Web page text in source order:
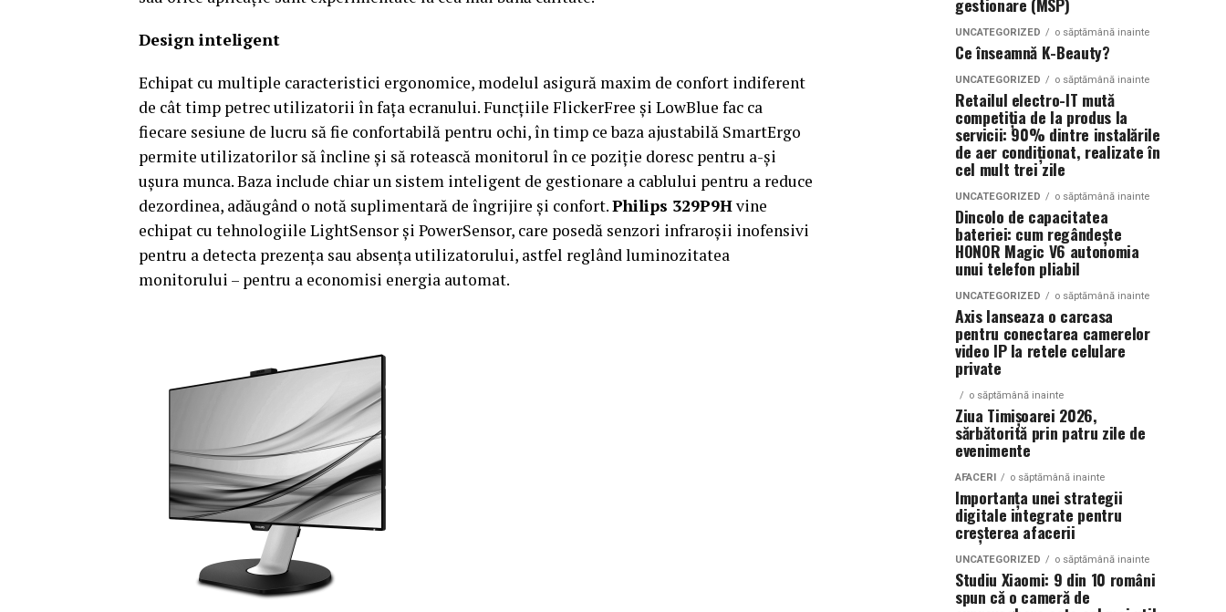
Design inteligent
Echipat cu multiple caracteristici ergonomice, modelul asigură maxim de confort indiferent
de cât timp petrec utilizatorii în fața ecranului. Funcțiile FlickerFree și LowBlue fac ca
fiecare sesiune de lucru să fie confortabilă pentru ochi, în timp ce baza ajustabilă SmartErgo
permite utilizatorilor să încline și să rotească monitorul în ce poziție doresc pentru a-și
ușura munca. Baza include chiar un sistem inteligent de gestionare a cablului pentru a reduce
dezordinea, adăugând o notă suplimentară de îngrijire și confort.Philips 329P9Hvine
echipat cu tehnologiile LightSensor și PowerSensor, care posedă senzori infraroșii inofensivi
pentru a detecta prezența sau absența utilizatorului, astfel reglând luminozitatea
monitorului – pentru a economisi energia automat.
UNCATEGORIZED o săptămână inainte
Ce înseamnă K-Beauty?
UNCATEGORIZED o săptămână inainte
Retailul electro-IT mută
competiția de la produs la
servicii: 90% dintre instalările
de aer condiționat, realizate în
cel mult trei zile
UNCATEGORIZED o săptămână inainte
Dincolo de capacitatea
bateriei: cum regândește
HONOR Magic V6 autonomia
unui telefon pliabil
UNCATEGORIZED o săptămână inainte
Axis lanseaza o carcasa
pentru conectarea camerelor
video IP la retele celulare
private
o săptămână inainte
Ziua Timișoarei 2026,
sărbătorită prin patru zile de
evenimente
AFACERI o săptămână inainte
Importanța unei strategii
digitale integrate pentru
creșterea afacerii
UNCATEGORIZED o săptămână inainte
Studiu Xiaomi: 9 din 10 români
spun că o cameră de